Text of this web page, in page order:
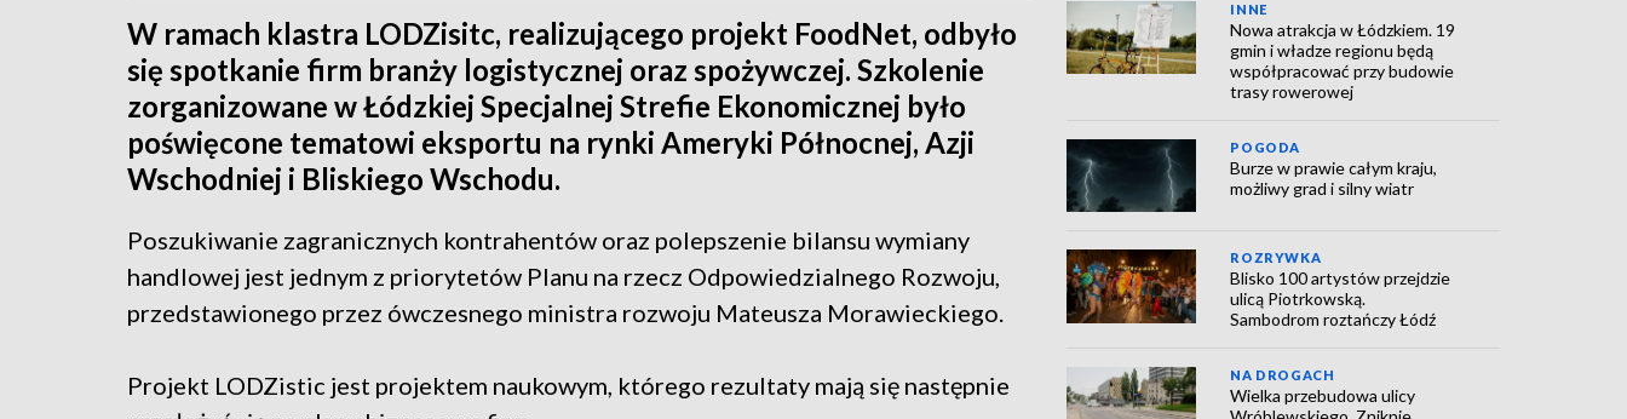
W ramach klastra LODZisitc, realizującego projekt FoodNet, odbyło
się spotkanie firm branży logistycznej oraz spożywczej. Szkolenie
zorganizowane w Łódzkiej Specjalnej Strefie Ekonomicznej było
poświęcone tematowi eksportu na rynki Ameryki Północnej, Azji
Wschodniej i Bliskiego Wschodu.
Poszukiwanie zagranicznych kontrahentów oraz polepszenie bilansu wymiany
handlowej jest jednym z priorytetów Planu na rzecz Odpowiedzialnego Rozwoju,
przedstawionego przez ówczesnego ministra rozwoju Mateusza Morawieckiego.
Projekt LODZistic jest projektem naukowym, którego rezultaty mają się następnie
INNE
Nowa atrakcja w Łódzkiem. 19
gmin i władze regionu będą
współpracować przy budowie
trasy rowerowej
POGODA
Burze w prawie całym kraju,
możliwy grad i silny wiatr
ROZRYWKA
Blisko 100 artystów przejdzie
ulicą Piotrkowską.
Sambodrom roztańczy Łódź
NA DROGACH
Wielka przebudowa ulicy